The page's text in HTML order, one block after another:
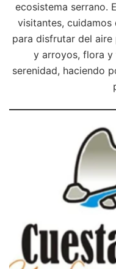
ecosistema serrano.
visitantes, cuidamos
para disfrutar del aire
y arroyos, flora y
serenidad, haciendo